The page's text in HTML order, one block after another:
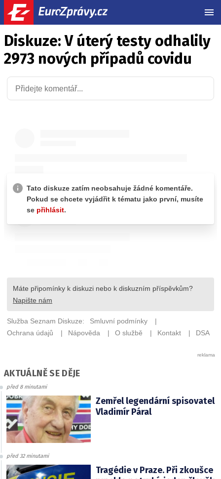
Diskuze: V úterý testy odhalily
2973 nových případů covidu
AKTUÁLNĚ SE DĚJE
před 8 minutami
Zemřel legendární spisovatel
Vladimír Páral
před 32 minutami
Tragédie v Praze. Při zkoušce